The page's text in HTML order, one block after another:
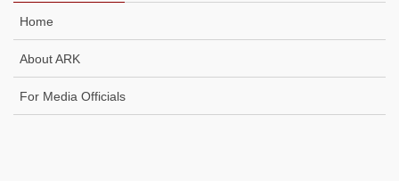
Home
About ARK
For Media Officials